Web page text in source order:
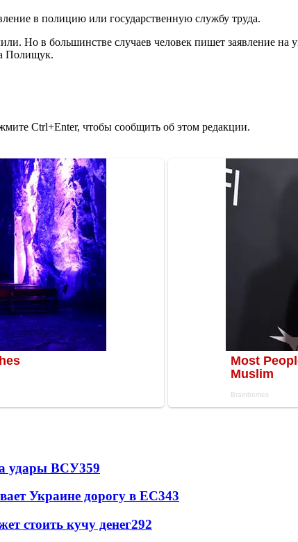
в полицию или государственную службу труда.
Но в большинстве случаев человек пишет заявление
Полищук.
Ctrl+Enter, чтобы сообщить об этом редакции.
удары ВСУ359
Украине дорогу в ЕС343
стоить кучу денег292